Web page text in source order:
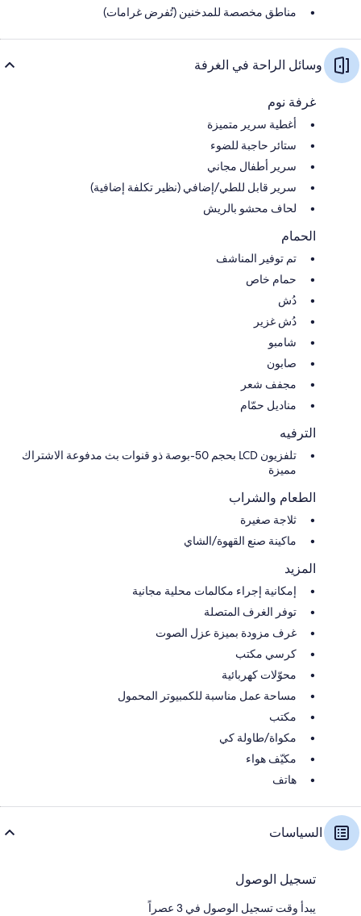
مناطق مخصصة للمدخنين (تُفرض غرامات)
وسائل الراحة في الغرفة
غرفة نوم
أغطية سرير متميزة
ستائر حاجبة للضوء
سرير أطفال مجاني
سرير قابل للطي/إضافي (نظير تكلفة إضافية)
لحاف محشو بالريش
الحمام
تم توفير المناشف
حمام خاص
دُش
دُش غزير
شامبو
صابون
مجفف شعر
مناديل حمّام
الترفيه
تلفزيون LCD بحجم 50-بوصة ذو قنوات بث مدفوعة الاشتراك
مميزة
الطعام والشراب
ثلاجة صغيرة
ماكينة صنع القهوة/الشاي
المزيد
إمكانية إجراء مكالمات محلية مجانية
توفر الغرف المتصلة
غرف مزودة بميزة عزل الصوت
كرسي مكتب
محوّلات كهربائية
مساحة عمل مناسبة للكمبيوتر المحمول
مكتب
مكواة/طاولة كي
مكيّف هواء
هاتف
السياسات
تسجيل الوصول
يبدأ وقت تسجيل الوصول في 3 عصراً